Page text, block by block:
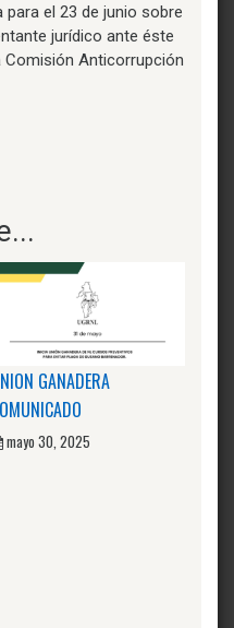
el 23 de junio sobre
jurídico ante éste
Anticorrupción
GANADERA
mayo 30, 2025